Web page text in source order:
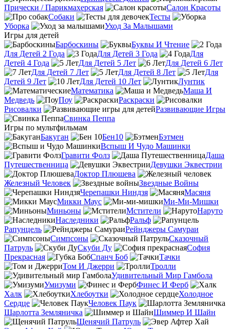
Прически / Парикмахерская
Салон Красоты
Собаки
Тесты
Уборка
Уход За Малышами
Игры для детей
Барбоскины
Буквы И Чтение
Для Детей 2 Года
Для Детей 3 Года
Для
Детей 4 Года
Для Детей 5 Лет
Для Детей 6 Лет
Для Детей 7 Лет
Для Детей 8 Лет
Для
Детей 9 Лет
Для Детей 10 Лет
Лунтик
Математика
Маша И
Медведь
Поу
Раскраски
Рисовалки
Развивающие Игры
Свинка Пеппа
Игры по мультфильмам
Бакуган
Бен10
Бэтмен
Вспыш И Чудо Машинки
Гравити Фолз
Даша
Путешественница
Девушки Эквестрии
Доктор Плюшева
Железный Человек
Звездные Войны
Черепашки Ниндзя
Масяня
Микки Маус
Ми-Ми-Мишки
Миньоны
Мстители
Наруто
Наследники
Ральф
Рапунцель
Рейнджеры Самураи
Симпсоны
Сказочный
Патруль
Скуби Ду
София
Прекрасная
Спанч Боб
Тачки
Том И Джерри
Тролли
Удивительный Мир Гамбола
Умизуми
Финес И Ферб
Халк
Хлебоутки
Холодное
Сердце
Человек Паук
Шарлотта Земляничка
Шиммер И Шайн
Щенячий Патруль